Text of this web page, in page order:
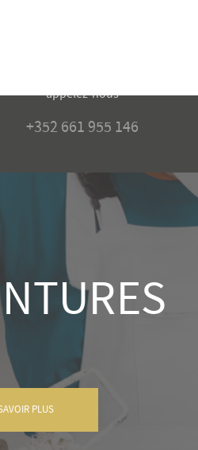
appelez-nous
+352 661 955 146
PLUS